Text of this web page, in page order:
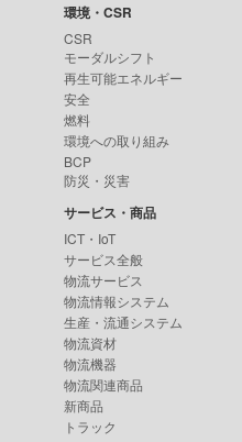
環境・CSR
CSR
モーダルシフト
再生可能エネルギー
安全
燃料
環境への取り組み
BCP
防災・災害
サービス・商品
ICT・IoT
サービス全般
物流サービス
物流情報システム
生産・流通システム
物流資材
物流機器
物流関連商品
新商品
トラック